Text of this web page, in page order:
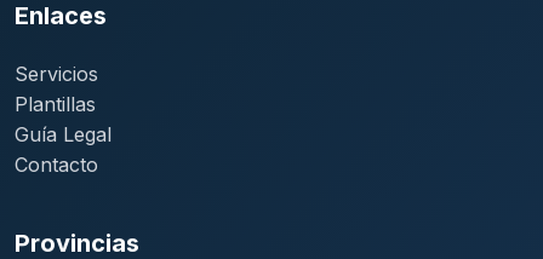
Enlaces
Servicios
Plantillas
Guía Legal
Contacto
Provincias